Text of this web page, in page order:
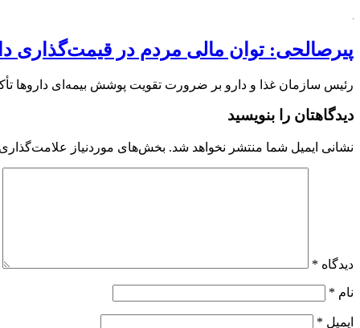
پیرصالحی: توان مالی مردم در قیمت‌گذاری
رئیس سازمان غذا و دارو بر ضرورت تقویت پوشش بیمه‌ای داروها
دیدگاهتان را بنویسید
نشانی ایمیل شما منتشر نخواهد شد. بخش‌های موردنیاز
دیدگاه *
نام *
ایمیل *